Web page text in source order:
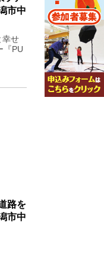
市中
幸せ
『PU
路を
市中